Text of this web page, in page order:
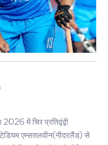
में चिर प्रतिद्वंद्वी
एम्सतलवीन(नीदरलैंड) से